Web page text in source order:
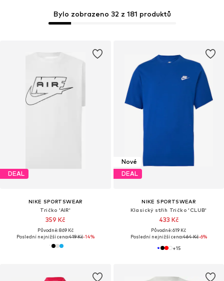
Bylo zobrazeno 32 z 181 produktů
DEAL
NIKE SPORTSWEAR
Tričko 'AIR'
359 Kč
Původně: 869 Kč
Poslední nejnižší cena:419 Kč-14%
Nové
DEAL
NIKE SPORTSWEAR
Klasický střih Tričko 'CLUB'
433 Kč
Původně: 619 Kč
Poslední nejnižší cena:464 Kč-6%
+15